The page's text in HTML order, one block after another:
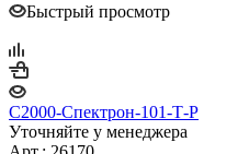
Быстрый просмотр
С2000-Спектрон-101-Т-Р
Уточняйте у менеджера